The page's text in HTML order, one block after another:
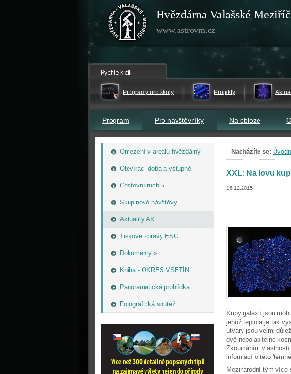
Hvězdárna Valašské
www.astrovm.cz
Programy pro školy Projekty
Program Pro návštěvníky Na obloze
Omezení v areálu hvězdárny
Otevírací doba a vstupné
Cestovní ruch »
Skupinové návštěvy
Aktuality AK
Tiskové zprávy ESO
Dokumenty »
Kniha - OKRES VSETÍN
Panoramatická prohlídka
Fotografická soutež
Nacházíte se:
XXL: Na lovu
15.12.2015
Kupy galaxií jsou
jehož teplota je tak
útvary jsou velmi
dvě nepolapitelné
Zkoumáním
informací o této
Mezinárodní tým více